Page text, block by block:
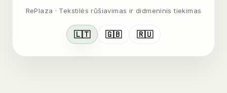
RePlaza · Tekstilės rūšiavimas ir didmeninis tiekimas
🇱🇹 🇬🇧 🇷🇺